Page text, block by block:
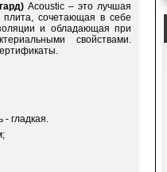
Acoustic – это лучшая
сочетающая в себе
и обладающая при
свойствами.
- гладкая.